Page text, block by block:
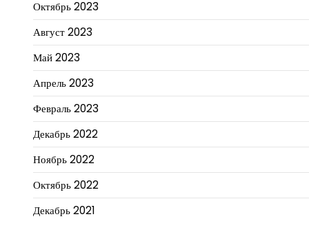
Октябрь 2023
Август 2023
Май 2023
Апрель 2023
Февраль 2023
Декабрь 2022
Ноябрь 2022
Октябрь 2022
Декабрь 2021